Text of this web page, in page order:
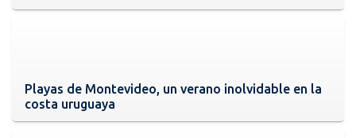
Playas de Montevideo, un verano inolvidable en la
costa uruguaya